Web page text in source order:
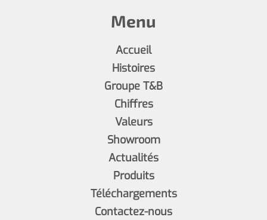
Menu
Accueil
Histoires
Groupe T&B
Chiffres
Valeurs
Showroom
Actualités
Produits
Téléchargements
Contactez-nous